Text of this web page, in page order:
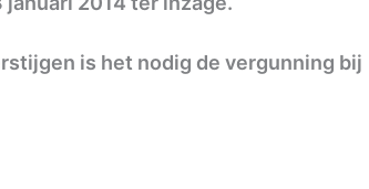
is het nodig de vergunning bij